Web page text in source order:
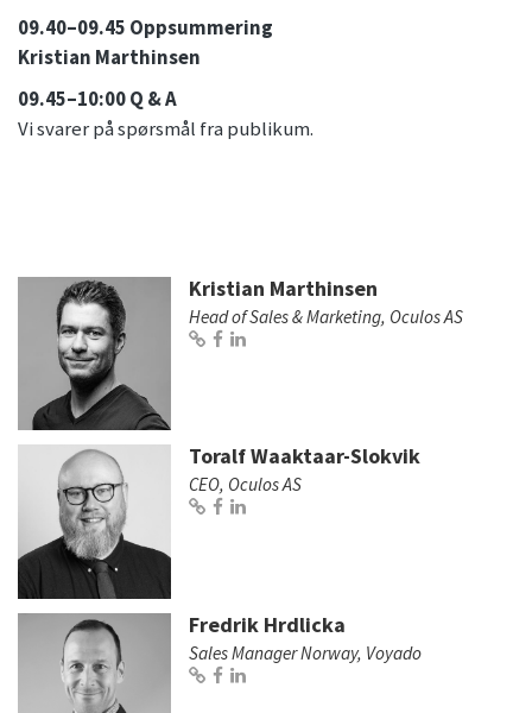
09.40–09.45 Oppsummering
Kristian Marthinsen
09.45–10:00 Q & A
Vi svarer på spørsmål fra publikum.
Kristian Marthinsen
Head of Sales & Marketing, Oculos AS
Toralf Waaktaar-Slokvik
CEO, Oculos AS
Fredrik Hrdlicka
Sales Manager Norway, Voyado